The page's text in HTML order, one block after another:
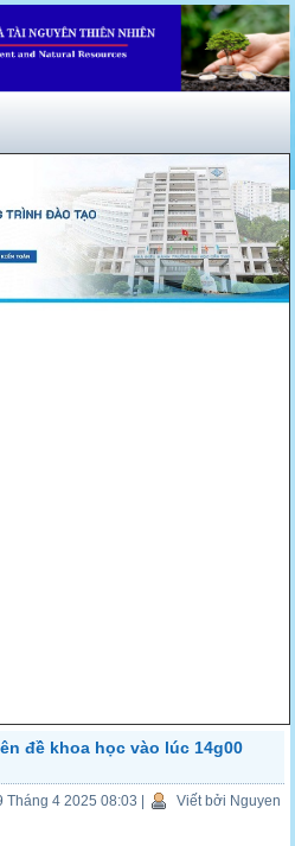
đề khoa học vào lúc 14g00
Tháng 4 2025 08:03
Viết bởi Nguyen